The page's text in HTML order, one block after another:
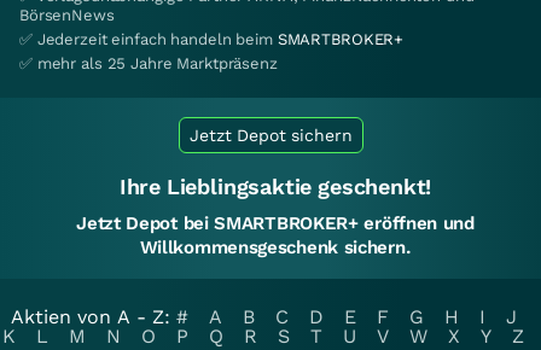
BörsenNews
✅ Jederzeit einfach handeln beim SMARTBROKER+
✅ mehr als 25 Jahre Marktpräsenz
Jetzt Depot sichern
Ihre Lieblingsaktie geschenkt!
Jetzt Depot bei SMARTBROKER+ eröffnen und
Willkommensgeschenk sichern.
Aktien von A - Z: # A B C D E F G H I
J
K
L M N O P Q R S T U V W X Y
Z